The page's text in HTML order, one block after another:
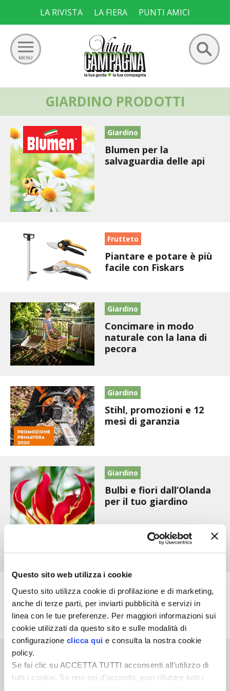
Questo sito web utilizza i cookie
Questo sito utilizza cookie di profilazione e di marketing,
anche di terze parti, per inviarti pubblicità e servizi in
linea con le tue preferenze. Per maggiori informazioni sui
cookie utilizzati da questo sito e sulle modalità di
configurazione clicca qui e consulta la nostra cookie
policy.
Se fai clic su ACCETTA TUTTI acconsenti all’utilizzo di
tutti i cookie. Se non sei d’accordo, puoi rifiutare tutti i
content
LA RIVISTA LA FIERA PUNTI AMICI
GIARDINO
ORTO
FRUTTETO
VIGNETO
ALLEVAMENTI
BIODIVERSITÀ
PRODOTTI
FARFALLE DELLA CAMPAGNA
PICCOLO POLLAIO
STORIE DEI LETTORI
CONSERVARE LA FRUTTA
CONSERVE DELL’ORTO
FACEM
STIHL
BLUMEN
NOCCIOLA DI CALABRIA
MEDICINA DEI SEMPLICI
SCONTI NOVEMBRE
COMPO
HUSQVARNA
ZAPI GARDEN
GIARDINO PRODOTTI
Giardino
Blumen per la
salvaguardia delle api
Frutteto
Piantare e potare è più
facile con Fiskars
Giardino
Concimare in modo
naturale con la lana di
pecora
Giardino
Stihl, promozioni e 12
mesi di garanzia
Giardino
Bulbi e fiori dall’Olanda
per il tuo giardino
Frutteto
Scopri la nuova
motosega STIHL MS 193
KOLLANT capsule gel
naturali «No insetti»